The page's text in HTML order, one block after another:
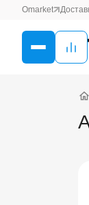
Omarket